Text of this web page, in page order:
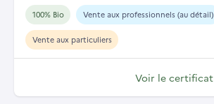
100% Bio Vente aux professionnels (au détail)
Vente aux particuliers
Voir le certificat